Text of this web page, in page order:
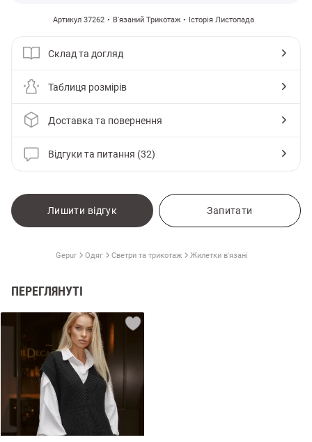
Артикул 37262 В'язаний Трикотаж Історія Листопада
Склад та догляд
Таблиця розмірів
Доставка та повернення
Відгуки та питання (32)
Лишити відгук Запитати
Gepur Одяг Светри та трикотаж Жилетки в'язані
ПЕРЕГЛЯНУТІ